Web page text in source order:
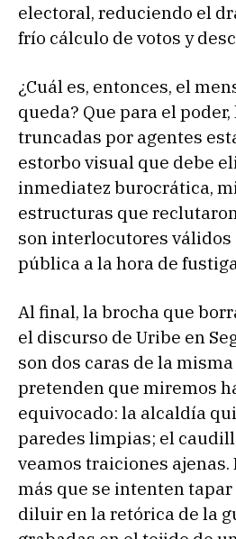
electoral, reduciendo el
frío cálculo de votos y
¿Cuál es, entonces, el
queda? Que para el
truncadas por agentes
estorbo visual que debe
inmediatez burocrática,
estructuras que
son interlocutores válidos
pública a la hora de
Al final, la brocha que
el discurso de Uribe en
son dos caras de la
pretenden que miremos
equivocado: la alcaldía
paredes limpias; el
veamos traiciones ajenas.
más que se intenten
diluir en la retórica de la